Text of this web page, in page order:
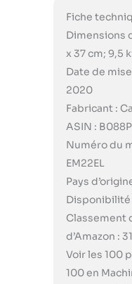
Fiche
Dimensions
x 37 cm; 9,5
Date de
2020
Fabricant :
ASIN :
Numéro du
EM22EL
Pays
Disponibilité
Classement
d’Amazon :
Voir les 100
100 en